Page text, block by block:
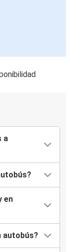
a
en
autobús?